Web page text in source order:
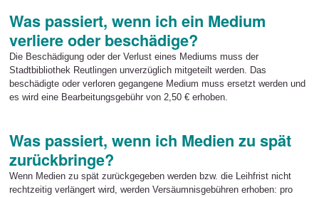
Was passiert, wenn ich ein Medium
verliere oder beschädige?
Die Beschädigung oder der Verlust eines Mediums muss der
Stadtbibliothek Reutlingen unverzüglich mitgeteilt werden. Das
beschädigte oder verloren gegangene Medium muss ersetzt werden und
es wird eine Bearbeitungsgebühr von 2,50 € erhoben.
Was passiert, wenn ich Medien zu spät
zurückbringe?
Wenn Medien zu spät zurückgegeben werden bzw. die Leihfrist nicht
rechtzeitig verlängert wird, werden Versäumnisgebühren erhoben: pro